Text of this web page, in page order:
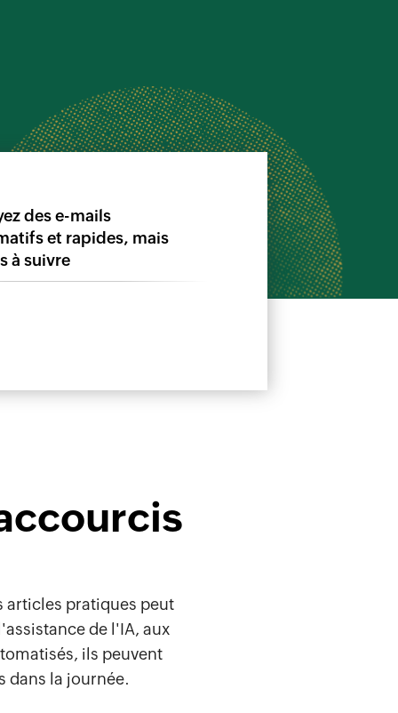
des e-mails
et rapides, mais
à suivre
articles pratiques peut
de l'IA, aux
ils peuvent
dans la journée.